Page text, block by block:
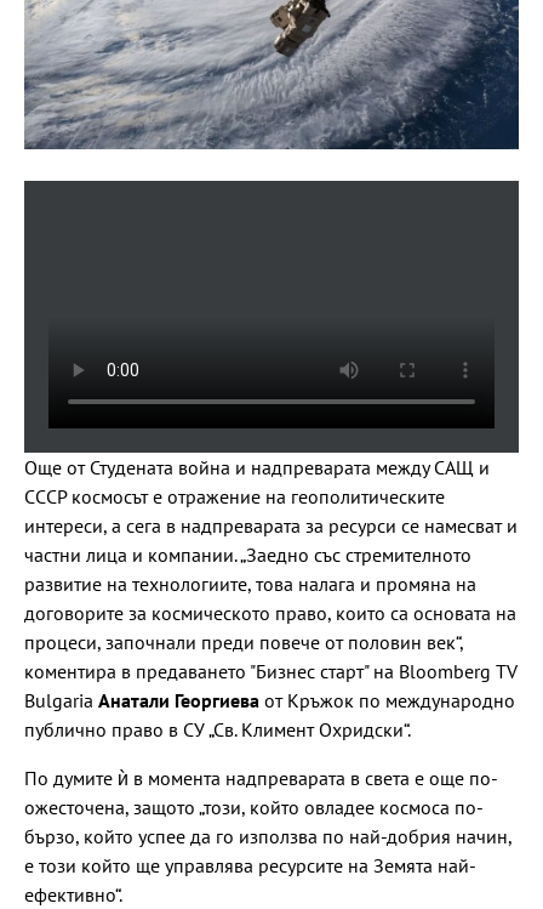
Още от Студената война и надпреварата между САЩ и
СССР космосът е отражение на геополитическите
интереси, а сега в надпреварата за ресурси се намесват и
частни лица и компании. „Заедно със стремителното
развитие на технологиите, това налага и промяна на
договорите за космическото право, които са основата на
процеси, започнали преди повече от половин век“,
коментира в предаването "Бизнес старт" на Bloomberg TV
Bulgaria Анатали Георгиева от Кръжок по международно
публично право в СУ „Св. Климент Охридски“.
По думите ѝ в момента надпреварата в света е още по-
ожесточена, защото „този, който овладее космоса по-
бързо, който успее да го използва по най-добрия начин,
е този който ще управлява ресурсите на Земята най-
ефективно“.